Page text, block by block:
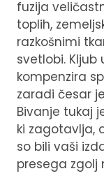
fuzija
toplih,
razkošnimi
svetlobi.
kompenzira
zaradi česar
Bivanje tukaj
ki zagotavlja,
so bili vaši
presega zgolj